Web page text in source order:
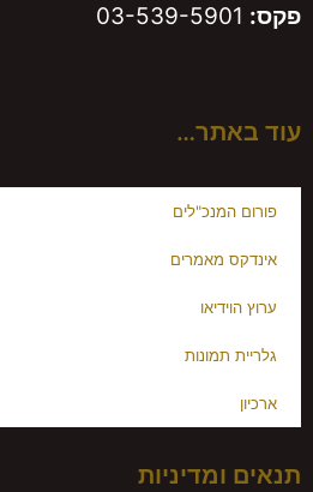
פקס:
עוד באתר…
פורום המנכ"לים
אינדקס מאמרים
ערוץ הוידיאו
גלריית תמונות
ארכיון
תנאים ומדיניות